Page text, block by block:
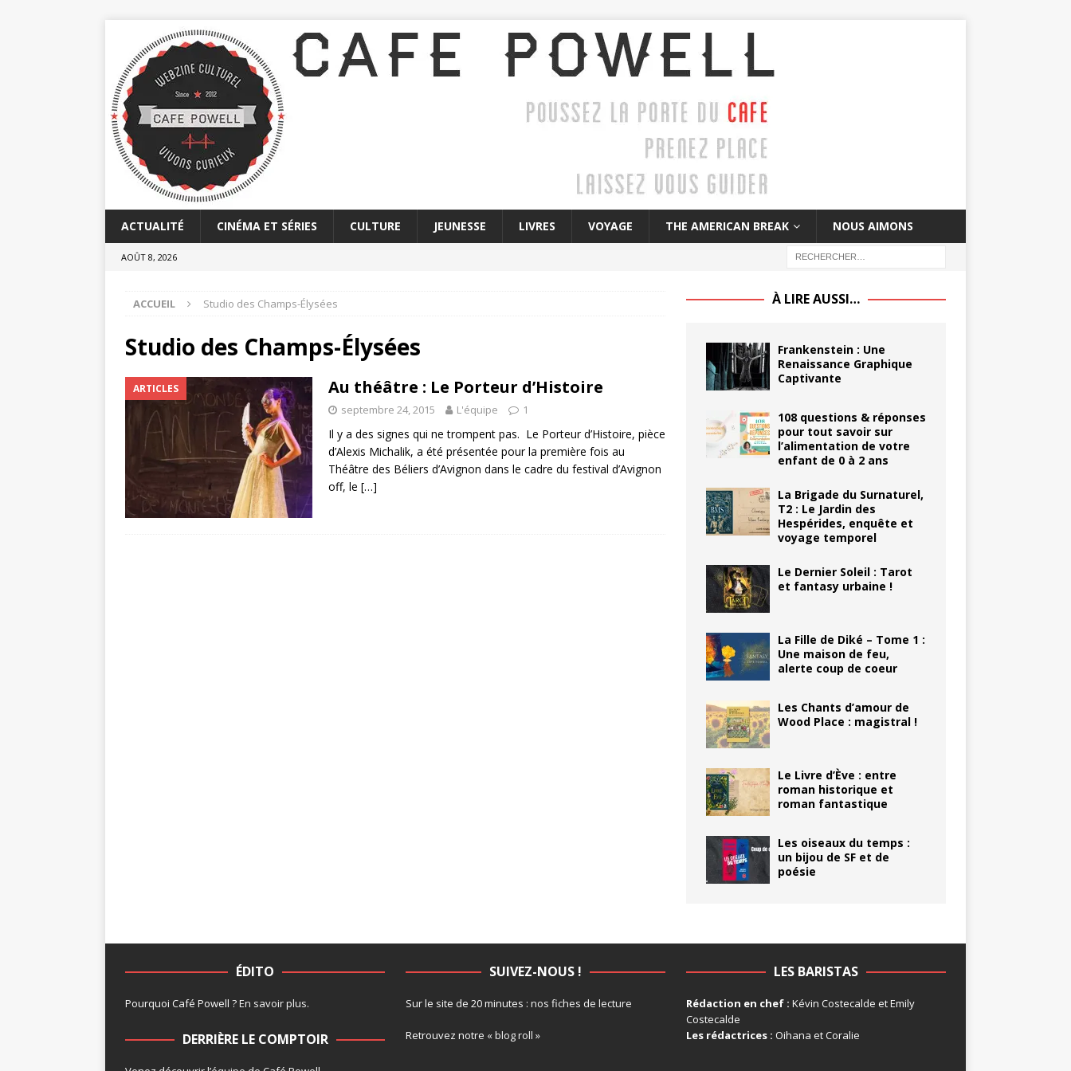
ACTUALITÉ CINÉMA ET SÉRIES CULTURE JEUNESSE LIVRES VOYAGE THE AMERICAN BREAK NOUS AIMONS
AOÛT 8, 2026
ACCUEIL Studio des Champs-Élysées
Studio des Champs-Élysées
ARTICLES Au théâtre : Le Porteur d’Histoire
septembre 24, 2015 L'équipe 1
Il y a des signes qui ne trompent pas. Le Porteur d’Histoire, pièce
d’Alexis Michalik, a été présentée pour la première fois au
Théâtre des Béliers d’Avignon dans le cadre du festival d’Avignon
off, le […]
À LIRE AUSSI…
Frankenstein : Une
Renaissance Graphique
Captivante
108 questions & réponses
pour tout savoir sur
l’alimentation de votre
enfant de 0 à 2 ans
La Brigade du Surnaturel,
T2 : Le Jardin des
Hespérides, enquête et
voyage temporel
Le Dernier Soleil : Tarot
et fantasy urbaine !
La Fille de Diké – Tome 1 :
Une maison de feu,
alerte coup de coeur
Les Chants d’amour de
Wood Place : magistral !
Le Livre d’Ève : entre
roman historique et
roman fantastique
Les oiseaux du temps :
un bijou de SF et de
poésie
ÉDITO
Pourquoi Café Powell ?En savoir plus.
DERRIÈRE LE COMPTOIR
SUIVEZ-NOUS !
Sur le site de 20 minutes : nos fiches de lecture
Retrouvez notre « blog roll »
LES BARISTAS
Rédaction en chef : Kévin Costecalde et Emily
Costecalde
Les rédactrices : Oihana et Coralie